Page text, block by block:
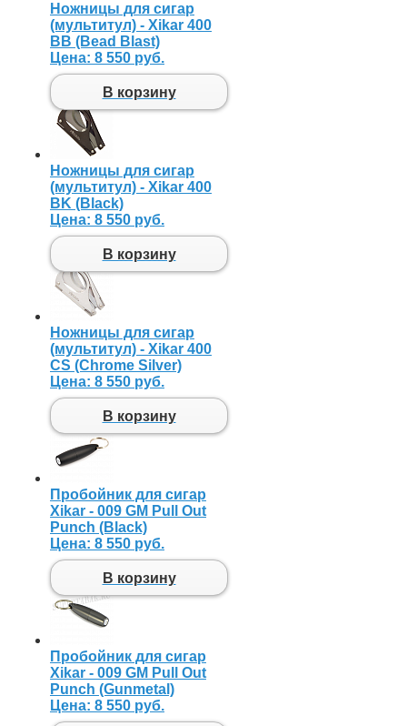
Ножницы для сигар
(мультитул) - Xikar 400
BB (Bead Blast)
Цена: 8 550 руб.
В корзину
Ножницы для сигар
(мультитул) - Xikar 400
BK (Black)
Цена: 8 550 руб.
В корзину
Ножницы для сигар
(мультитул) - Xikar 400
CS (Chrome Silver)
Цена: 8 550 руб.
В корзину
Пробойник для сигар
Xikar - 009 GM Pull Out
Punch (Black)
Цена: 8 550 руб.
В корзину
Пробойник для сигар
Xikar - 009 GM Pull Out
Punch (Gunmetal)
Цена: 8 550 руб.